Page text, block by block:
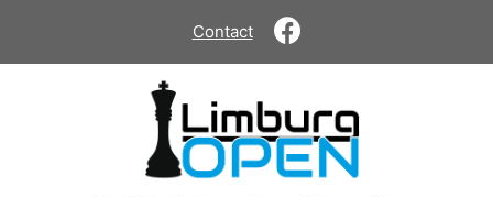
de
Contact